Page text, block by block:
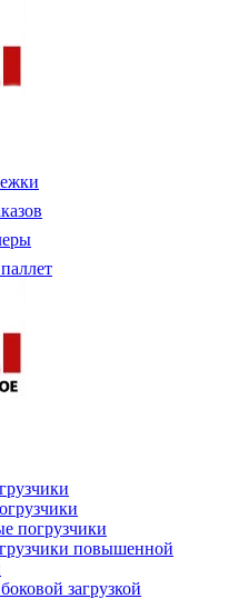
погрузчики
повышенной
загрузкой